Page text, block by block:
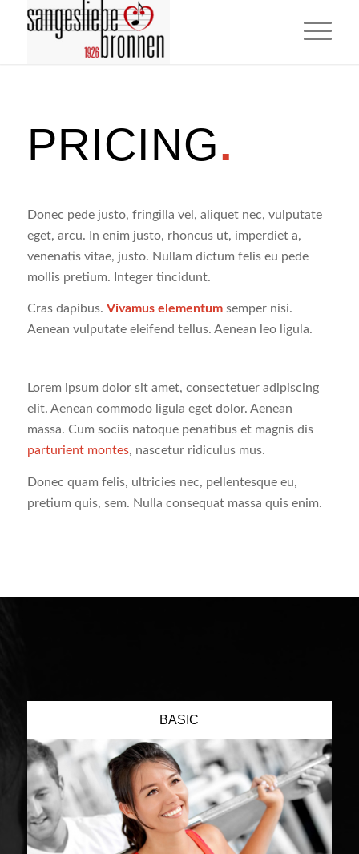
PRICING.
Donec pede justo, fringilla vel, aliquet nec, vulputate
eget, arcu. In enim justo, rhoncus ut, imperdiet a,
venenatis vitae, justo. Nullam dictum felis eu pede
mollis pretium. Integer tincidunt.
Cras dapibus. Vivamus elementumsemper nisi.
Aenean vulputate eleifend tellus. Aenean leo ligula.
Lorem ipsum dolor sit amet, consectetuer adipiscing
elit. Aenean commodo ligula eget dolor. Aenean
massa. Cum sociis natoque penatibus et magnis dis
parturient montes, nascetur ridiculus mus.
Donec quam felis, ultricies nec, pellentesque eu,
pretium quis, sem. Nulla consequat massa quis enim.
BASIC